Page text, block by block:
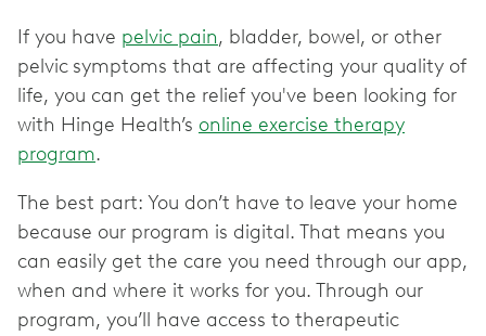
If you have pelvic pain, bladder, bowel, or other
pelvic symptoms that are affecting your quality of
life, you can get the relief you've been looking for
with Hinge Health’s online exercise therapy
program.
The best part: You don’t have to leave your home
because our program is digital. That means you
can easily get the care you need through our app,
when and where it works for you. Through our
program, you’ll have access to therapeutic